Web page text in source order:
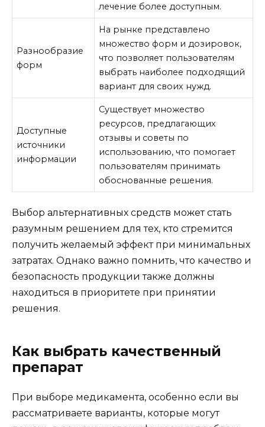
лечение более доступным.
Разнообразие
форм
На рынке представлено
множество форм и дозировок,
что позволяет пользователям
выбрать наиболее подходящий
вариант для своих нужд.
Доступные
источники
информации
Существует множество
ресурсов, предлагающих
отзывы и советы по
использованию, что помогает
пользователям принимать
обоснованные решения.
Выбор альтернативных средств может стать
разумным решением для тех, кто стремится
получить желаемый эффект при минимальных
затратах. Однако важно помнить, что качество и
безопасность продукции также должны
находиться в приоритете при принятии
решения.
Как выбрать качественный
препарат
При выборе медикамента, особенно если вы
рассматриваете варианты, которые могут